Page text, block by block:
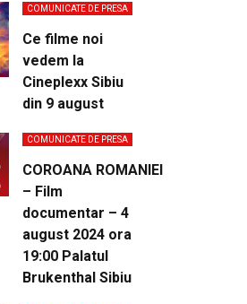
COMUNICATE DE PRESA
Ce filme noi
vedem la
Cineplexx Sibiu
din 9 august
COMUNICATE DE PRESA
COROANA ROMANIEI
– Film
documentar – 4
august 2024 ora
19:00 Palatul
Brukenthal Sibiu